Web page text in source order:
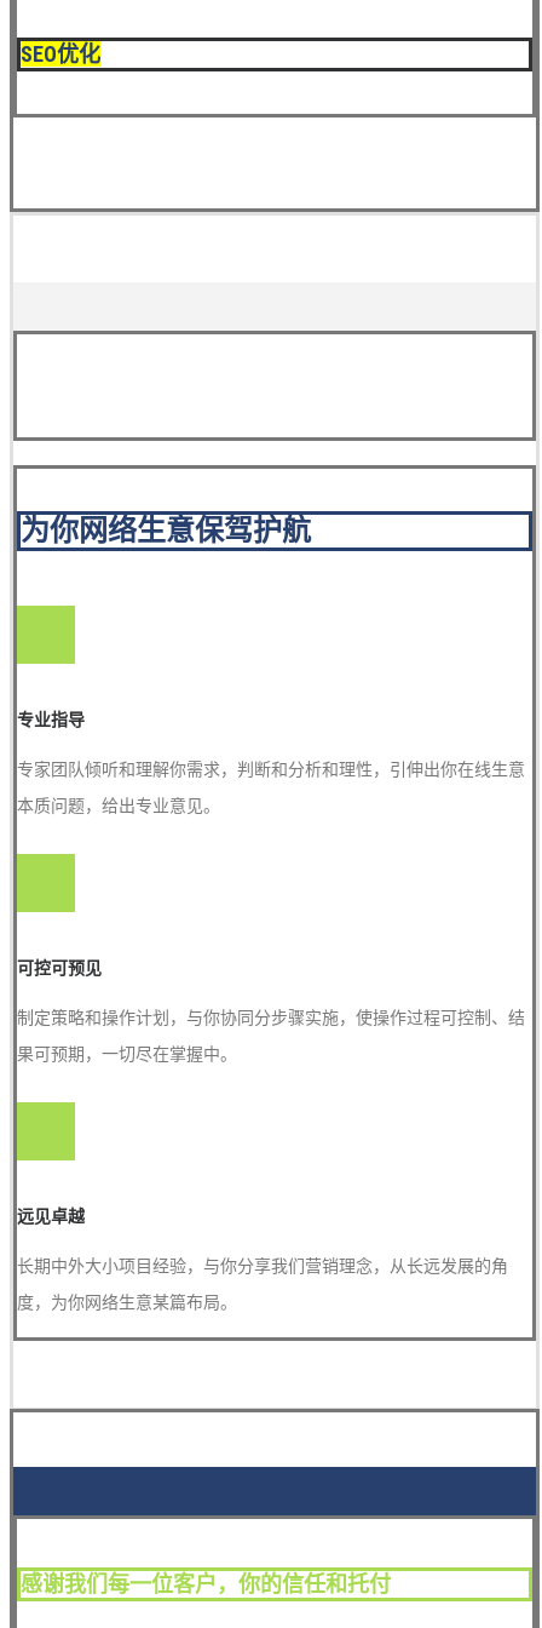
SEO优化
为你网络生意保驾护航
专业指导
专家团队倾听和理解你需求，判断和分析和理性，引伸出你在线生意
本质问题，给出专业意见。
可控可预见
制定策略和操作计划，与你协同分步骤实施，使操作过程可控制、结
果可预期，一切尽在掌握中。
远见卓越
长期中外大小项目经验，与你分享我们营销理念，从长远发展的角
度，为你网络生意某篇布局。
感谢我们每一位客户，你的信任和托付